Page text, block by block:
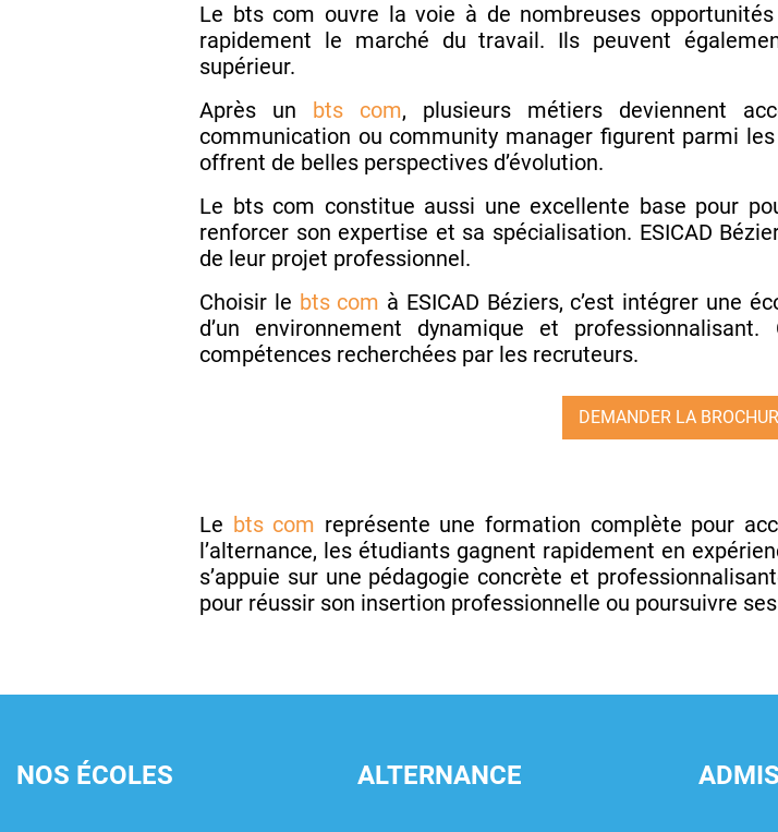
Le bts com ouvre la voie à de nombreuses
rapidement le marché du travail. Ils peuvent
supérieur.
Après un bts com, plusieurs métiers deviennent
communication ou community manager figurent parmi
offrent de belles perspectives d’évolution.
Le bts com constitue aussi une excellente base pour
renforcer son expertise et sa spécialisation. ESICAD
de leur projet professionnel.
Choisir le bts com à ESICAD Béziers, c’est intégrer une
d’un environnement dynamique et
compétences recherchées par les recruteurs.
DEMANDER LA
Le bts com représente une formation complète pour
l’alternance, les étudiants gagnent rapidement en
s’appuie sur une pédagogie concrète et
pour réussir son insertion professionnelle ou poursuivre
NOS ÉCOLES ALTERNANCE